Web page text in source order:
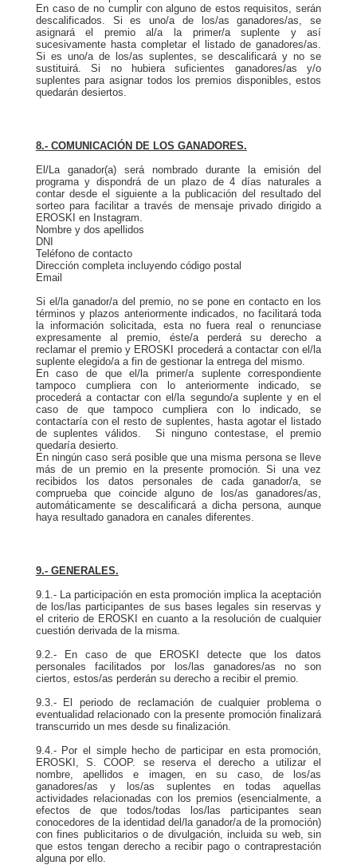
En caso de no cumplir con alguno de estos requisitos, serán
descalificados. Si es uno/a de los/as ganadores/as, se
asignará el premio al/a la primer/a suplente y así
sucesivamente hasta completar el listado de ganadores/as.
Si es uno/a de los/as suplentes, se descalificará y no se
sustituirá. Si no hubiera suficientes ganadores/as y/o
suplentes para asignar todos los premios disponibles, estos
quedarán desiertos.
8.- COMUNICACIÓN DE LOS GANADORES.
El/La ganador(a) será nombrado durante la emisión del
programa y dispondrá de un plazo de 4 días naturales a
contar desde el siguiente a la publicación del resultado del
sorteo para facilitar a través de mensaje privado dirigido a
EROSKI en Instagram.
Nombre y dos apellidos
DNI
Teléfono de contacto
Dirección completa incluyendo código postal
Email
Si el/la ganador/a del premio, no se pone en contacto en los
términos y plazos anteriormente indicados, no facilitará toda
la información solicitada, esta no fuera real o renunciase
expresamente al premio, éste/a perderá su derecho a
reclamar el premio y EROSKI procederá a contactar con el/la
suplente elegido/a a fin de gestionar la entrega del mismo.
En caso de que el/la primer/a suplente correspondiente
tampoco cumpliera con lo anteriormente indicado, se
procederá a contactar con el/la segundo/a suplente y en el
caso de que tampoco cumpliera con lo indicado, se
contactaría con el resto de suplentes, hasta agotar el listado
de suplentes válidos. Si ninguno contestase, el premio
quedaría desierto.
En ningún caso será posible que una misma persona se lleve
más de un premio en la presente promoción. Si una vez
recibidos los datos personales de cada ganador/a, se
comprueba que coincide alguno de los/as ganadores/as,
automáticamente se descalificará a dicha persona, aunque
haya resultado ganadora en canales diferentes.
9.- GENERALES.
9.1.- La participación en esta promoción implica la aceptación
de los/las participantes de sus bases legales sin reservas y
el criterio de EROSKI en cuanto a la resolución de cualquier
cuestión derivada de la misma.
9.2.- En caso de que EROSKI detecte que los datos
personales facilitados por los/las ganadores/as no son
ciertos, estos/as perderán su derecho a recibir el premio.
9.3.- El periodo de reclamación de cualquier problema o
eventualidad relacionado con la presente promoción finalizará
transcurrido un mes desde su finalización.
9.4.- Por el simple hecho de participar en esta promoción,
EROSKI, S. COOP. se reserva el derecho a utilizar el
nombre, apellidos e imagen, en su caso, de los/as
ganadores/as y los/as suplentes en todas aquellas
actividades relacionadas con los premios (esencialmente, a
efectos de que todos/todas los/las participantes sean
conocedores de la identidad del/la ganador/a de la promoción)
con fines publicitarios o de divulgación, incluida su web, sin
que estos tengan derecho a recibir pago o contraprestación
alguna por ello.